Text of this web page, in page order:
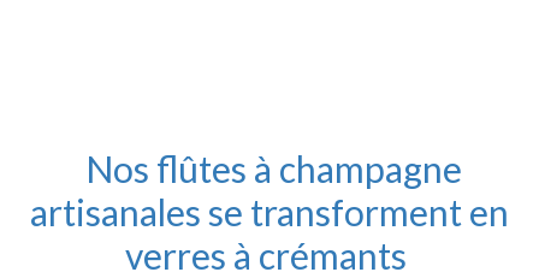
Nos flûtes à champagne
artisanales se transforment en
verres à crémants